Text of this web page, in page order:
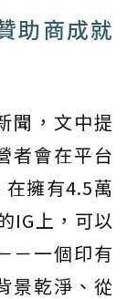
助商成就
聞，文中提
者會在平台
在擁有4.5萬
IG上，可以
－一個印有
景乾淨、從